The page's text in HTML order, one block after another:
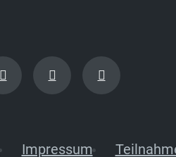
Impressum